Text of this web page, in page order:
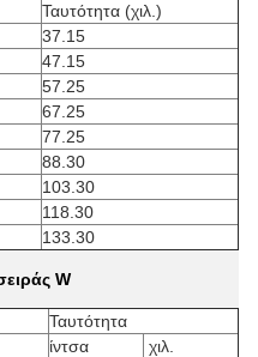
Ταυτότητα (χιλ.)
37.15
47.15
57.25
67.25
77.25
88.30
103.30
118.30
133.30
W
Ταυτότητα
ίντσα
χιλ.